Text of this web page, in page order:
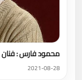
محمود فارس :
2021-08-28